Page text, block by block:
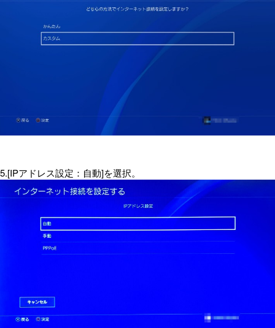
5.[IPアドレス設定：自動]を選択。